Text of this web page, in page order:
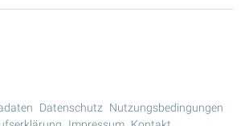
Datenschutz
Nutzungsbedingungen